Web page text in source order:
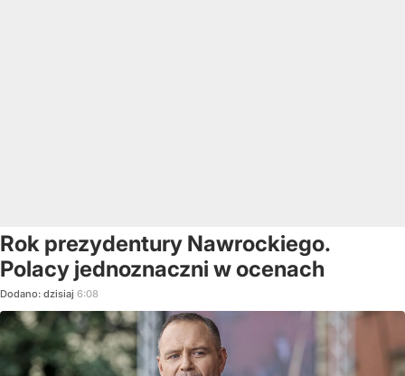
Rok prezydentury Nawrockiego.
Polacy jednoznaczni w ocenach
Dodano: dzisiaj 6:08